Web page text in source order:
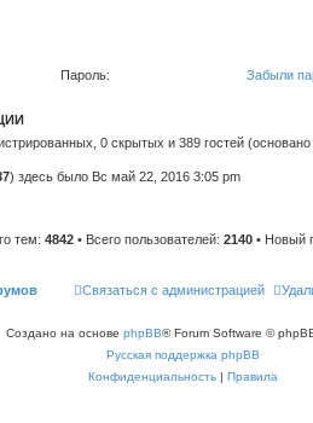
Пароль: Забыли
0 скрытых и 389 гостей
) здесь было Вс май 22, 2016 3:05 pm
тем: 4842 • Всего пользователей: 2140 • Новый
Связаться с администрацией
Создано на основе phpBB® Forum Software ©
Русская поддержка phpBB
Конфиденциальность | Правила